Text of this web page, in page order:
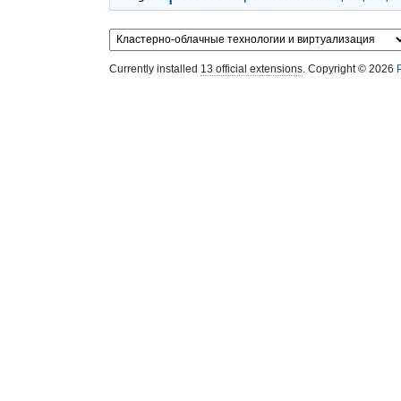
Currently installed 13 official extensions. Copyright © 2026